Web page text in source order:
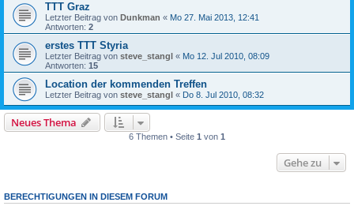
TTT Graz
Letzter Beitrag von Dunkman « Mo 27. Mai 2013, 12:41
Antworten: 2
erstes TTT Styria
Letzter Beitrag von steve_stangl « Mo 12. Jul 2010, 08:09
Antworten: 15
Location der kommenden Treffen
Letzter Beitrag von steve_stangl « Do 8. Jul 2010, 08:32
Neues Thema
6 Themen • Seite 1 von 1
Gehe zu
BERECHTIGUNGEN IN DIESEM FORUM